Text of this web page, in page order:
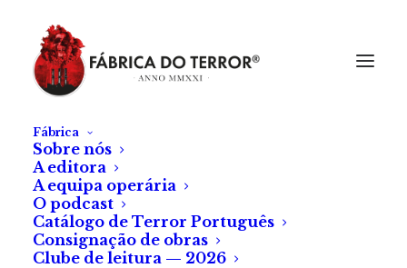
Fábrica
Sobre nós
A editora
A equipa operária
O podcast
Catálogo de Terror Português
Consignação de obras
Clube de leitura — 2026